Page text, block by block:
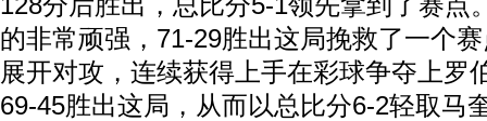
的非常顽强，71-29胜出这局挽救了一个
展开对攻，连续获得上手在彩球争夺上罗
69-45胜出这局，从而以总比分6-2轻取马